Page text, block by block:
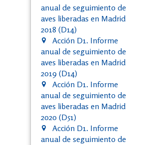
anual de seguimiento de
aves liberadas en Madrid
2018 (D14)
Acción D1. Informe
anual de seguimiento de
aves liberadas en Madrid
2019 (D14)
Acción D1. Informe
anual de seguimiento de
aves liberadas en Madrid
2020 (D51)
Acción D1. Informe
anual de seguimiento de